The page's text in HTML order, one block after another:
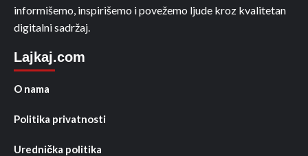
informišemo, inspirišemo i povežemo ljude kroz kvalitetan
digitalni sadržaj.
Lajkaj.com
O nama
Politika privatnosti
Urednička politika